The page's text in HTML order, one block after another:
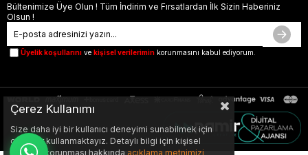
Bültenimize Üye Olun ! Tüm İndirim ve Fırsatlardan İlk Sizin Haberiniz
Olsun !
Üyelik koşullarını ve kişisel verilerimin korunmasını kabul ediyorum.
Çerez Kullanımı
Size daha iyi bir kullanıcı deneyimi sunabilmek için
çerezler kullanmaktayız. Detaylı bilgi için kişisel
verilerin korunması hakkında açıklama metnimizi